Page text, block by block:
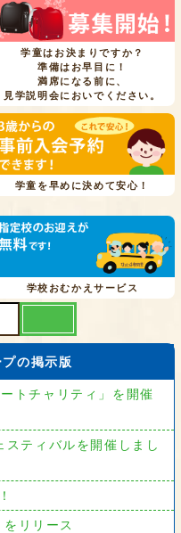
学童はお決まりですか？
準備はお早目に！
満席になる前に、
見学説明会においでください。
学童を早めに決めて安心！
学校おむかえサービス
の掲示版
トチャリティ」を開催
ティバルを開催しまし
リリース